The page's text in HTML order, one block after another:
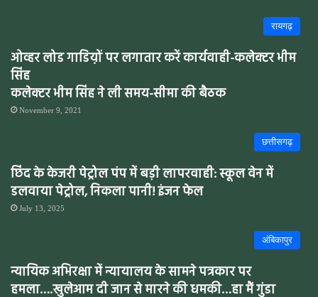
रायगढ़
ओव्हर लोड गाडिय़ों पर लगातार करें कार्यवाही-कलेक्टर भीम
सिंह
कलेक्टर भीम सिंह ने ली समय-सीमा की बैठक
November 9, 2021
छत्तीसगढ़
छिंद के केजरी पेट्रोल पंप में बड़ी लापरवाही: स्कूल वेन में
डलवाया पेट्रोल, निकला पानी! इंजन फेल
July 13, 2025
अंबिकापुर
न्यायिक अभिरक्षा में न्यायालय के सामने पत्रकार पर
हमला….खुलेआम दी जान से मारने की धमकी…हा मैं गुंडा